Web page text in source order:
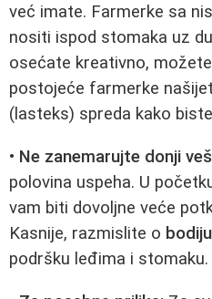
već imate. Farmerke sa
nositi ispod stomaka uz
osećate kreativno,
postojeće farmerke
(lasteks) spreda kako
• Ne zanemarujte donji
polovina uspeha. U
vam biti dovoljne veće
Kasnije, razmislite o
podršku leđima i stomaku.